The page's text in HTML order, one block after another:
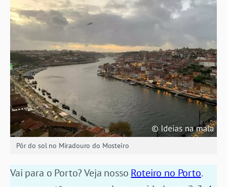
Pôr do sol no Miradouro do Mosteiro
Vai para o Porto? Veja nosso Roteiro no Porto.